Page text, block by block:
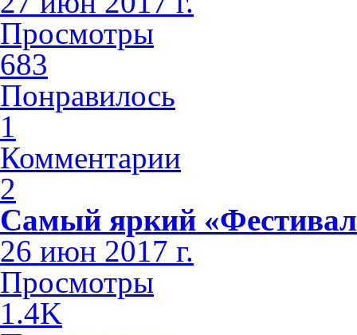
Просмотры
683
Понравилось
1
Комментарии
2
Самый яркий
26 июн 2017 г.
Просмотры
1.4K